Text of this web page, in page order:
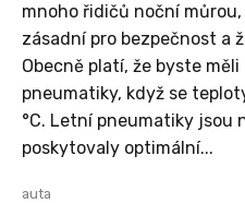
mnoho řidičů noční
zásadní pro bezpečnost a
Obecně platí, že byste
pneumatiky, když se
°C. Letní pneumatiky jsou
poskytovaly optimální...
auta